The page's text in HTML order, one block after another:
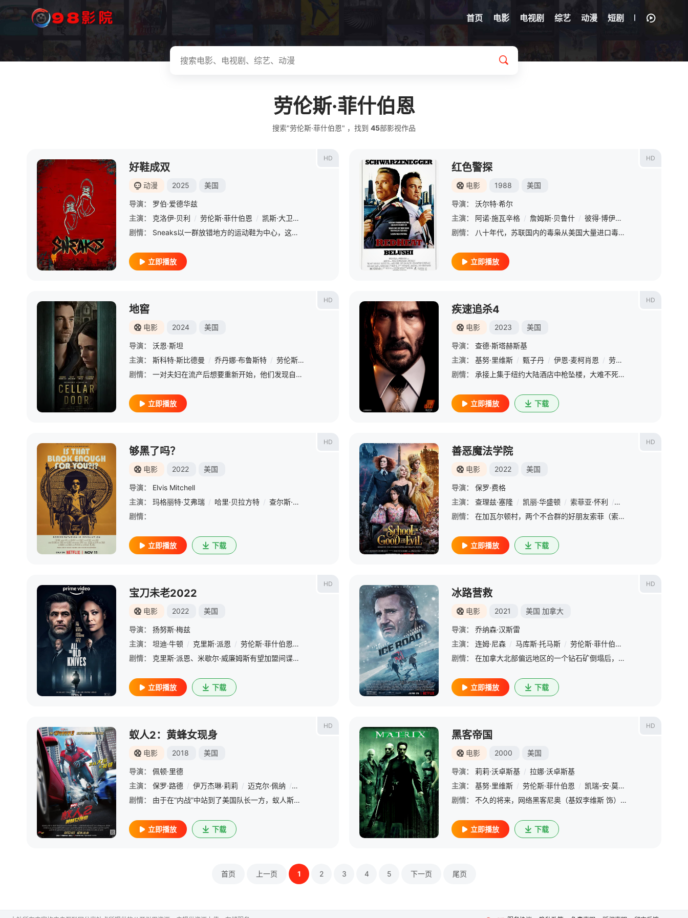
首页 电影 电视剧 综艺 动漫 短剧
劳伦斯·菲什伯恩
搜索"劳伦斯·菲什伯恩" ，找到 45部影视作品
HD
好鞋成双
动漫 2025 美国
导演：
罗伯·爱德华兹
主演：
克洛伊·贝利 / 劳伦斯·菲什伯恩 / 凯斯·大卫 / 马丁·劳伦斯 / 乔纳森·克特 奎韦斯·科亚特·马歇尔 / 萨姆·洁伊 / 玛西·格雷 / Kiana Lede
剧情：
Sneaks以一群放错地方的运动鞋为中心，这些运动鞋最终在纽约市丢失，必须找到一种合作方式才能回到他们的“唯一伴侣”身边
立即播放
HD
红色警探
电影 1988 美国
导演：
沃尔特·希尔
主演：
阿诺·施瓦辛格 / 詹姆斯·贝鲁什 / 彼得·博伊尔
剧情：
八十年代，苏联国内的毒枭从美国大量进口毒品，上尉德戈（阿诺·施瓦辛格 Arnold Schwarzenegger 饰）奉命捉拿乔治亚毒贩集团，然而在围捕行动中，德戈战友身亡，毒贩头目逃脱出国。不久，在
立即播放
HD
地窖
电影 2024 美国
导演：
沃恩·斯坦
主演：
斯科特·斯比德曼 / 乔丹娜·布鲁斯特 / 劳伦斯·菲什伯恩 克里斯·康纳 / Katie O&#039;Grady / 珍妮·林·田 / Randy Sean Schulman / 杰萨尔·兰达瓦索
剧情：
一对夫妇在流产后想要重新开始，他们发现自己得到了梦寐以求的房子，但有一个条件--他们永远不能打开地窖的门。他们能否在不知情的情况下生活下去，这引发了令人震惊的后果。
立即播放
HD
疾速追杀4
电影 2023 美国
导演：
查德·斯塔赫斯基
主演：
基努·里维斯 / 甄子丹 / 伊恩·麦柯肖恩 / 劳伦斯·菲什伯恩
剧情：
承接上集于纽约大陆酒店中枪坠楼，大难不死的约翰·威克（基努·里维斯饰）越洋前往大阪大陆酒店，向经理兼老朋友岛津浩二（真田广之饰）求助。另一方面，高桌会的新领导人文森特·德·格拉蒙特侯爵（比尔·斯卡斯加
立即播放 下载
HD
够黑了吗？
电影 2022 美国
导演：
Elvis Mitchell
主演：
玛格丽特·艾弗瑞 / 哈里·贝拉方特 / 查尔斯·伯内特 苏赞妮·德·帕塞 / 劳伦斯·菲什伯恩 / 乌比·戈德堡 / 塞缪尔·杰克逊 / 格林·特鲁曼 / 比利·迪·威廉姆斯
剧情：
立即播放 下载
HD
善恶魔法学院
电影 2022 美国
导演：
保罗·费格
主演：
查理兹·塞隆 / 凯丽·华盛顿 / 索菲亚·怀利 / 索菲娅·安妮·卡鲁索
剧情：
在加瓦尔顿村，两个不合群的好朋友索菲（索菲娅·安妮·卡鲁索饰）和阿加莎（索菲亚·怀利饰）上演着她们之间不可思议的友谊。索菲是童话爱好者，梦想着逃离平凡的乡村生活；而阿加莎则拥有冷峻的外表，拥有真正的女
立即播放 下载
HD
宝刀未老2022
电影 2022 美国
导演：
扬努斯·梅兹
主演：
坦迪·牛顿 / 克里斯·派恩 / 劳伦斯·菲什伯恩 / 阿德 / 克里·约翰逊 / 阿卜杜勒·阿尔沙瑞夫 / 纳赛尔·米马齐亚 大卫·拜德拉 / 斯特拉·斯托克尔
剧情：
克里斯·派恩、米歇尔·威廉姆斯有望加盟间谍题材新片[宝刀未老](All the Old Knives，暂译)，[万物理论]导演詹姆斯·马什或将执导本片。故事讲述一对曾经的恋人兼CIA工作伙伴再度见面，
立即播放 下载
HD
冰路营救
电影 2021 美国 加拿大
导演：
乔纳森·汉斯雷
主演：
连姆·尼森 / 马库斯·托马斯 / 劳伦斯·菲什伯恩
剧情：
在加拿大北部偏远地区的一个钻石矿倒塌后，冰路卡车司机（连姆·尼森饰）必须带领救援人员完成一项不可能的任务 — 穿越结冰的海面，营救被困矿工。除了融冰和风暴，还有难以预见的威胁在等着他们。
立即播放 下载
HD
蚁人2：黄蜂女现身
电影 2018 美国
导演：
佩顿·里德
主演：
保罗·路德 / 伊万杰琳·莉莉 / 迈克尔·佩纳 / 汉娜·乔恩-卡门 沃尔顿·戈金斯 鲍比·坎纳瓦尔 / 朱迪·格雷尔 / T.I. / 大卫·达斯马齐连 / 艾比·莱德·弗特森
剧情：
由于在“内战”中站到了美国队长一方，蚁人斯科特·朗（保罗·路德 Paul Rudd 饰）遭到了FBI的禁足惩罚。眼看离真正的自由还有几天功夫，偏偏麻烦找上门来。原来初代蚁人汉克·皮姆（迈克尔·道格拉斯
立即播放 下载
HD
黑客帝国
电影 2000 美国
导演： 莉莉·沃卓斯基 / 拉娜·沃卓斯基
主演：
基努·里维斯 / 劳伦斯·菲什伯恩 / 凯瑞-安·莫斯
剧情：
不久的将来，网络黑客尼奥（基奴李维斯 饰）对这个看似正常的现实世界产生了怀疑。他结识了黑客崔妮蒂（凯莉·安·摩丝 饰），并见到了黑客组织的首领墨菲斯（劳伦斯·菲什伯恩 饰）。墨菲斯告诉他，现实世界其实
立即播放 下载
首页 上一页 1 2 3 4 5 下一页 尾页